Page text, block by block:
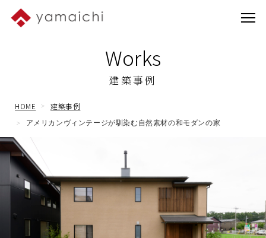
Works
建築事例
HOME 建築事例
アメリカンヴィンテージが馴染む自然素材の和モダンの家